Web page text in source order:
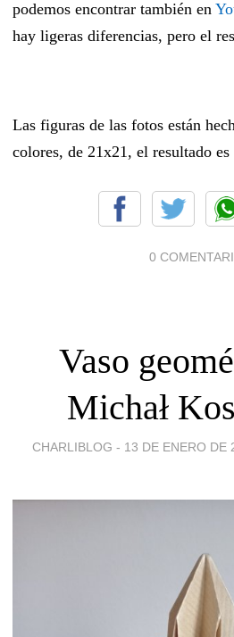
podemos encontrar también en
hay ligeras diferencias, pero el
Las figuras de las fotos están
colores, de 21x21, el resultado
0
Vaso
Michał
CHARLIBLOG - 13 DE ENERO DE